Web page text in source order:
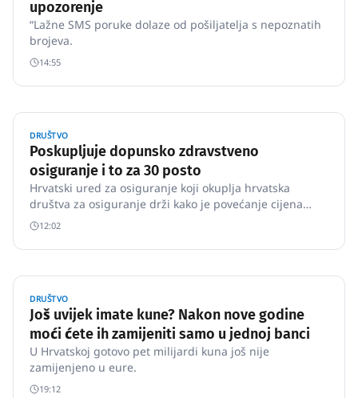
upozorenje
“Lažne SMS poruke dolaze od pošiljatelja s nepoznatih
brojeva.
14:55
DRUŠTVO
Poskupljuje dopunsko zdravstveno
osiguranje i to za 30 posto
Hrvatski ured za osiguranje koji okuplja hrvatska
društva za osiguranje drži kako je povećanje cijena
dopunskog zdravstvenog osiguranja i za 30-ak posto,
koje su najavile neke privatne osiguravateljske kuće,
bilo nužno, dok HZZO zadržava cijene i nada se prilivu
12:02
DRUŠTVO
Još uvijek imate kune? Nakon nove godine
moći ćete ih zamijeniti samo u jednoj banci
U Hrvatskoj gotovo pet milijardi kuna još nije
zamijenjeno u eure.
19:12